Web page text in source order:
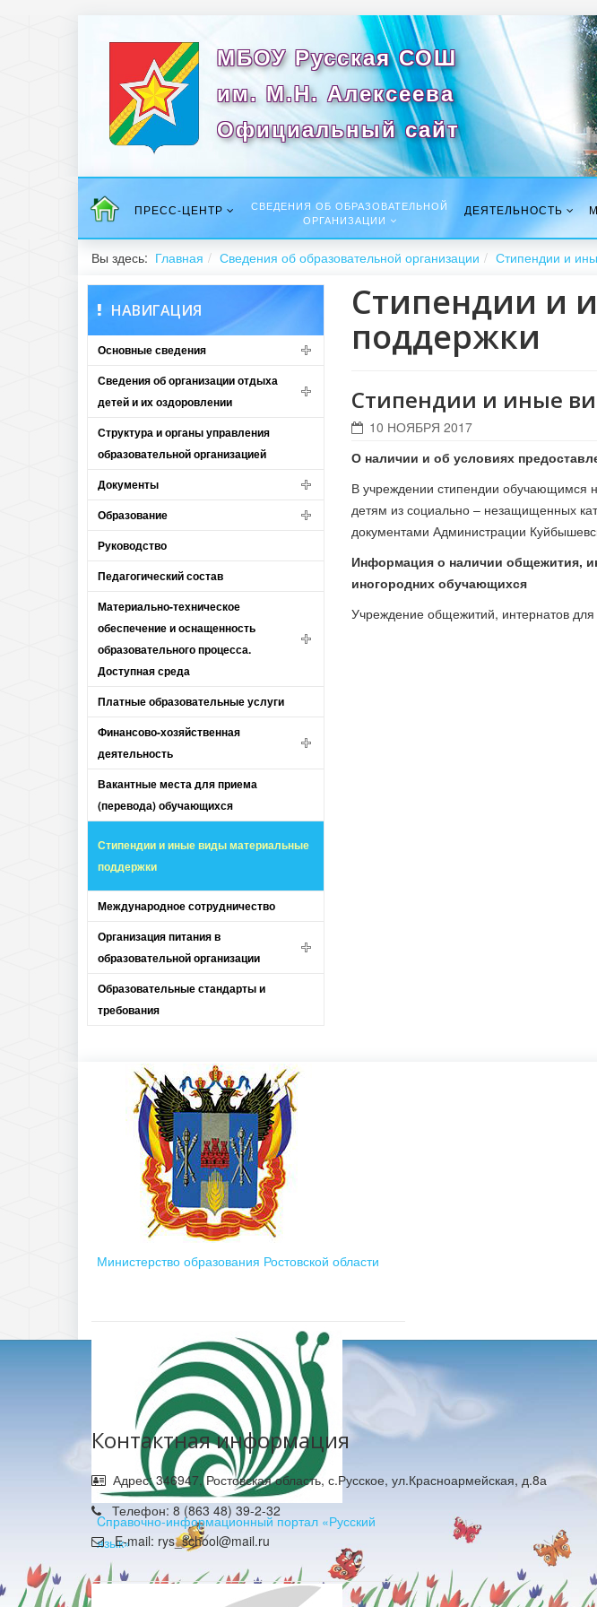
МБОУ Русская СОШ
им. М.Н. Алексеева
Официальный сайт
ПРЕСС-ЦЕНТР
СВЕДЕНИЯ ОБ ОБРАЗОВАТЕЛЬНОЙ
ОРГАНИЗАЦИИ
ДЕЯТЕЛЬНОСТЬ
Вы здесь: Главная Сведения об образовательной организации Стипендии и
НАВИГАЦИЯ
Основные сведения
Сведения об организации отдыха
детей и их оздоровлении
Структура и органы управления
образовательной организацией
Документы
Образование
Руководство
Педагогический состав
Материально-техническое
обеспечение и оснащенность
образовательного процесса.
Доступная среда
Платные образовательные услуги
Финансово-хозяйственная
деятельность
Вакантные места для приема
(перевода) обучающихся
Стипендии и иные виды материальные
поддержки
Международное сотрудничество
Организация питания в
образовательной организации
Образовательные стандарты и
требования
Стипендии и
поддержки
Стипендии и иные
10 НОЯБРЯ 2017
О наличии и об условиях
В учреждении стипендии обучающимся
детям из социально – незащищенных
документами Администрации
Информация о наличии общежития,
иногородних обучающихся
Учреждение общежитий, интернатов
Министерство образования Ростовской области
Cправочно-информационный портал «Русский
язык»
Контактная информация
Адрес: 346947, Ростовская область, с.Русское, ул.Красноармейская, д.8а
Телефон: 8 (863 48) 39-2-32
E-mail: rys_school@mail.ru